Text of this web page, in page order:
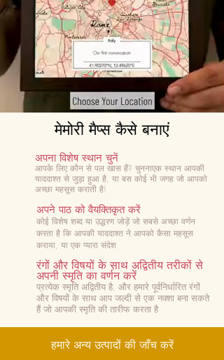
मेमोरी मैप्स कैसे बनाएं
अपना विशेष स्थान चुनें
आपके लिए कौन से पल खास हैं? चुननाएक स्थान आपकी
याददाश्त से जुड़ा हुआ है, या बस कोई भी जगह जो आपको
अच्छा महसूस कराती है!
अपने पाठ को वैयक्तिकृत करें
कोई विशेष शब्द या उद्धरण जोड़ें जो सबसे अच्छा वर्णन
करता है कि आपकी याददाश्त ने आपको कैसा महसूस
कराया, या एक प्यारा संदेश
रंगों और विषयों के साथ अद्वितीय तरीकों से
अपनी स्मृति का वर्णन करें
प्रत्येक स्मृति अद्वितीय है, और हमारे पूर्वनिर्धारित रंगों
और विषयों के साथ आप जल्दी से एक नक्शा बना सकते
हैं जो आपकी स्मृति की तारीफ करता है
हमारे अन्य उत्पादों की जाँच करें